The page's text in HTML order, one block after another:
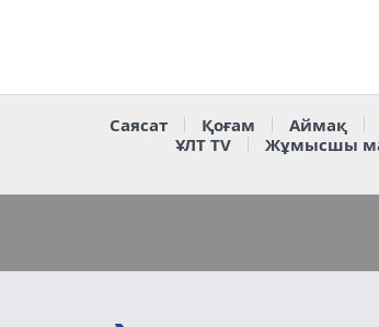
Саясат Қоғам Аймақ
ҰЛТ TV
Жұмысшы